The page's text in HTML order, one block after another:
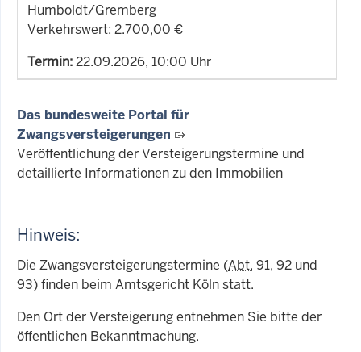
Humboldt/Gremberg
Verkehrswert: 2.700,00 €
Termin:22.09.2026, 10:00 Uhr
Das bundesweite Portal für
Zwangsversteigerungen
Veröffentlichung der Versteigerungstermine und
detaillierte Informationen zu den Immobilien
Hinweis:
Die Zwangsversteigerungstermine (Abt. 91, 92 und
93) finden beim Amtsgericht Köln statt.
Den Ort der Versteigerung entnehmen Sie bitte der
öffentlichen Bekanntmachung.